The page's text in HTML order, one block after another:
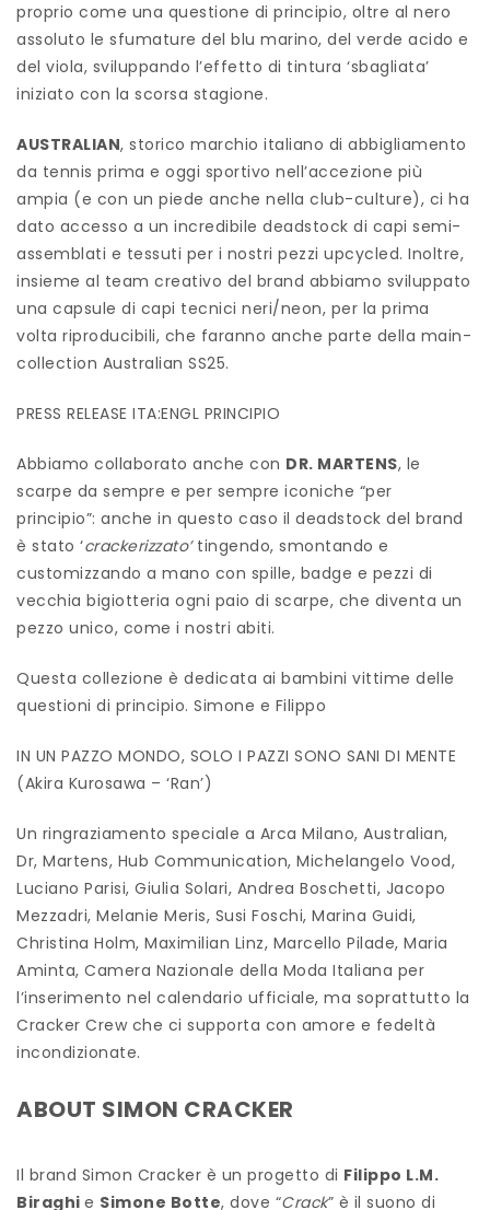
proprio come una questione di principio, oltre al nero
assoluto le sfumature del blu marino, del verde acido e
del viola, sviluppando l’effetto di tintura ‘sbagliata’
iniziato con la scorsa stagione.
AUSTRALIAN, storico marchio italiano di abbigliamento
da tennis prima e oggi sportivo nell’accezione più
ampia (e con un piede anche nella club-culture), ci ha
dato accesso a un incredibile deadstock di capi semi-
assemblati e tessuti per i nostri pezzi upcycled. Inoltre,
insieme al team creativo del brand abbiamo sviluppato
una capsule di capi tecnici neri/neon, per la prima
volta riproducibili, che faranno anche parte della main-
collection Australian SS25.
PRESS RELEASE ITA:ENGL PRINCIPIO
Abbiamo collaborato anche con DR. MARTENS, le
scarpe da sempre e per sempre iconiche “per
principio”: anche in questo caso il deadstock del brand
è stato ‘crackerizzato’ tingendo, smontando e
customizzando a mano con spille, badge e pezzi di
vecchia bigiotteria ogni paio di scarpe, che diventa un
pezzo unico, come i nostri abiti.
Questa collezione è dedicata ai bambini vittime delle
questioni di principio. Simone e Filippo
IN UN PAZZO MONDO, SOLO I PAZZI SONO SANI DI MENTE
(Akira Kurosawa – ‘Ran’)
Un ringraziamento speciale a Arca Milano, Australian,
Dr, Martens, Hub Communication, Michelangelo Vood,
Luciano Parisi, Giulia Solari, Andrea Boschetti, Jacopo
Mezzadri, Melanie Meris, Susi Foschi, Marina Guidi,
Christina Holm, Maximilian Linz, Marcello Pilade, Maria
Aminta, Camera Nazionale della Moda Italiana per
l’inserimento nel calendario ufficiale, ma soprattutto la
Cracker Crew che ci supporta con amore e fedeltà
incondizionate.
ABOUT SIMON CRACKER
Il brand Simon Cracker è un progetto di Filippo L.M.
Biraghi e Simone Botte, dove “Crack” è il suono di